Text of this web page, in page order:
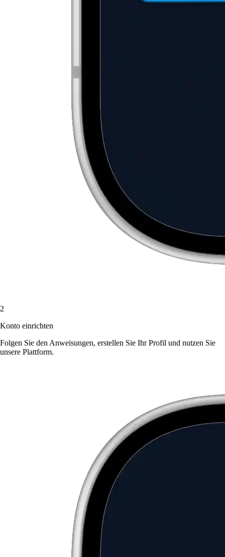
2
Konto einrichten
Folgen Sie den Anweisungen, erstellen Sie Ihr Profil und nutzen Sie
unsere Plattform.